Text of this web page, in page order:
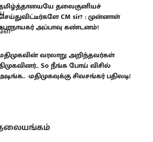
தலைகுனியச்
CM sir? : முன்னாள்
அப்பாவு கண்டனம்!
வரலாறு அறிந்தவர்கள்
So நீங்க போய் விசில்
-மதிமுகவுக்கு சிவசங்கர் பதிலடி!